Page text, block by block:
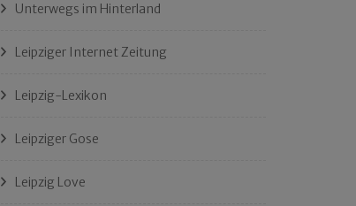
Unterwegs im Hinterland
Leipziger Internet Zeitung
Leipzig-Lexikon
Leipziger Gose
Leipzig Love